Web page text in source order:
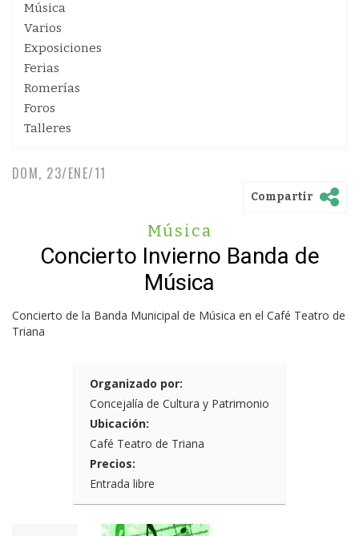
Música
Varios
Exposiciones
Ferias
Romerías
Foros
Talleres
DOM, 23/ENE/11
Compartir
Música
Concierto Invierno Banda de
Música
Concierto de la Banda Municipal de Música en el Café Teatro de
Triana
Organizado por:
Concejalía de Cultura y Patrimonio
Ubicación:
Café Teatro de Triana
Precios:
Entrada libre